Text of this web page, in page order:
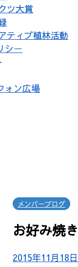
ツ大賞
ティブ植林活動
シー
ォン広場
メンバーブログ
お好み焼き
2015年11月18日